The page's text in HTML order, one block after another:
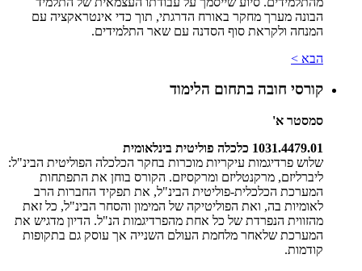
הבונה מערך מחקר באורח הדרגתי, תוך כדי אינטראקציה עם
המנחה ולקראת סוף הסדנה עם שאר התלמידים.
הבא >
קורסי חובה בתחום הלימוד
סמסטר א'
1031.4479.01 כלכלה פוליטית בינלאומית
שלוש פרדיגמות עיקריות מוכרות בחקר הכלכלה הפוליטית הבינ"ל:
ליברליזם, מרקנטליזם ומרקסיזם. הקורס בוחן את התפתחות
המערכת הכלכלית-פוליטית הבינ"ל, את תפקיד החברות הרב
לאומיות בה, ואת הפוליטיקה של המימון והסחר הבינ"ל, כל זאת
מהזווית הנפרדת של כל אחת מהפרדיגמות הנ"ל. הדיון מדגיש את
המערכת שלאחר מלחמת העולם השנייה אך עוסק גם בתקופות
קודמות.